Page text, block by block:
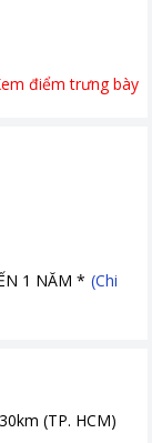
điểm trưng bày
1 NĂM * (Chi
(TP. HCM)